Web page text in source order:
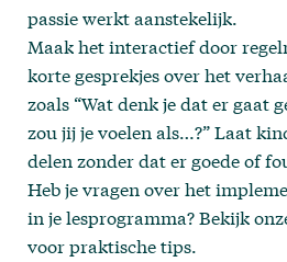
passie werkt aanstekelijk.
Maak het interactief door
korte gesprekjes over het
zoals “Wat denk je dat er gaat
zou jij je voelen als…?” Laat
delen zonder dat er goede of
Heb je vragen over het
in je lesprogramma? Bekijk
voor praktische tips.